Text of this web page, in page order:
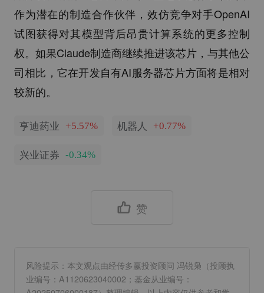
作为潜在的制造合作伙伴，效仿竞争对手OpenAI
试图获得对其模型背后昂贵计算系统的更多控制
权。如果Claude制造商继续推进该芯片，与其他公
司相比，它在开发自有AI服务器芯片方面将是相对
较新的。
亨迪药业 +5.57% 机器人 +0.77%
兴业证券 -0.34%
赞
风险提示：本文观点由经传多赢投资顾问 冯锐枭（投顾执
业编号：A1120623040002；基金从业编号：